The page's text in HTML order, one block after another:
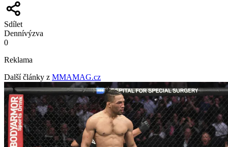
Sdílet
Dennívýzva
0
Reklama
Další články z MMAMAG.cz